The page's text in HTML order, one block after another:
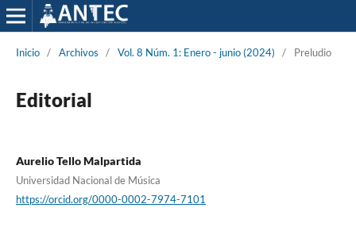
Inicio / Archivos / Vol. 8 Núm. 1: Enero - junio (2024) / Preludio
Editorial
Aurelio Tello Malpartida
Universidad Nacional de Música
https://orcid.org/0000-0002-7974-7101